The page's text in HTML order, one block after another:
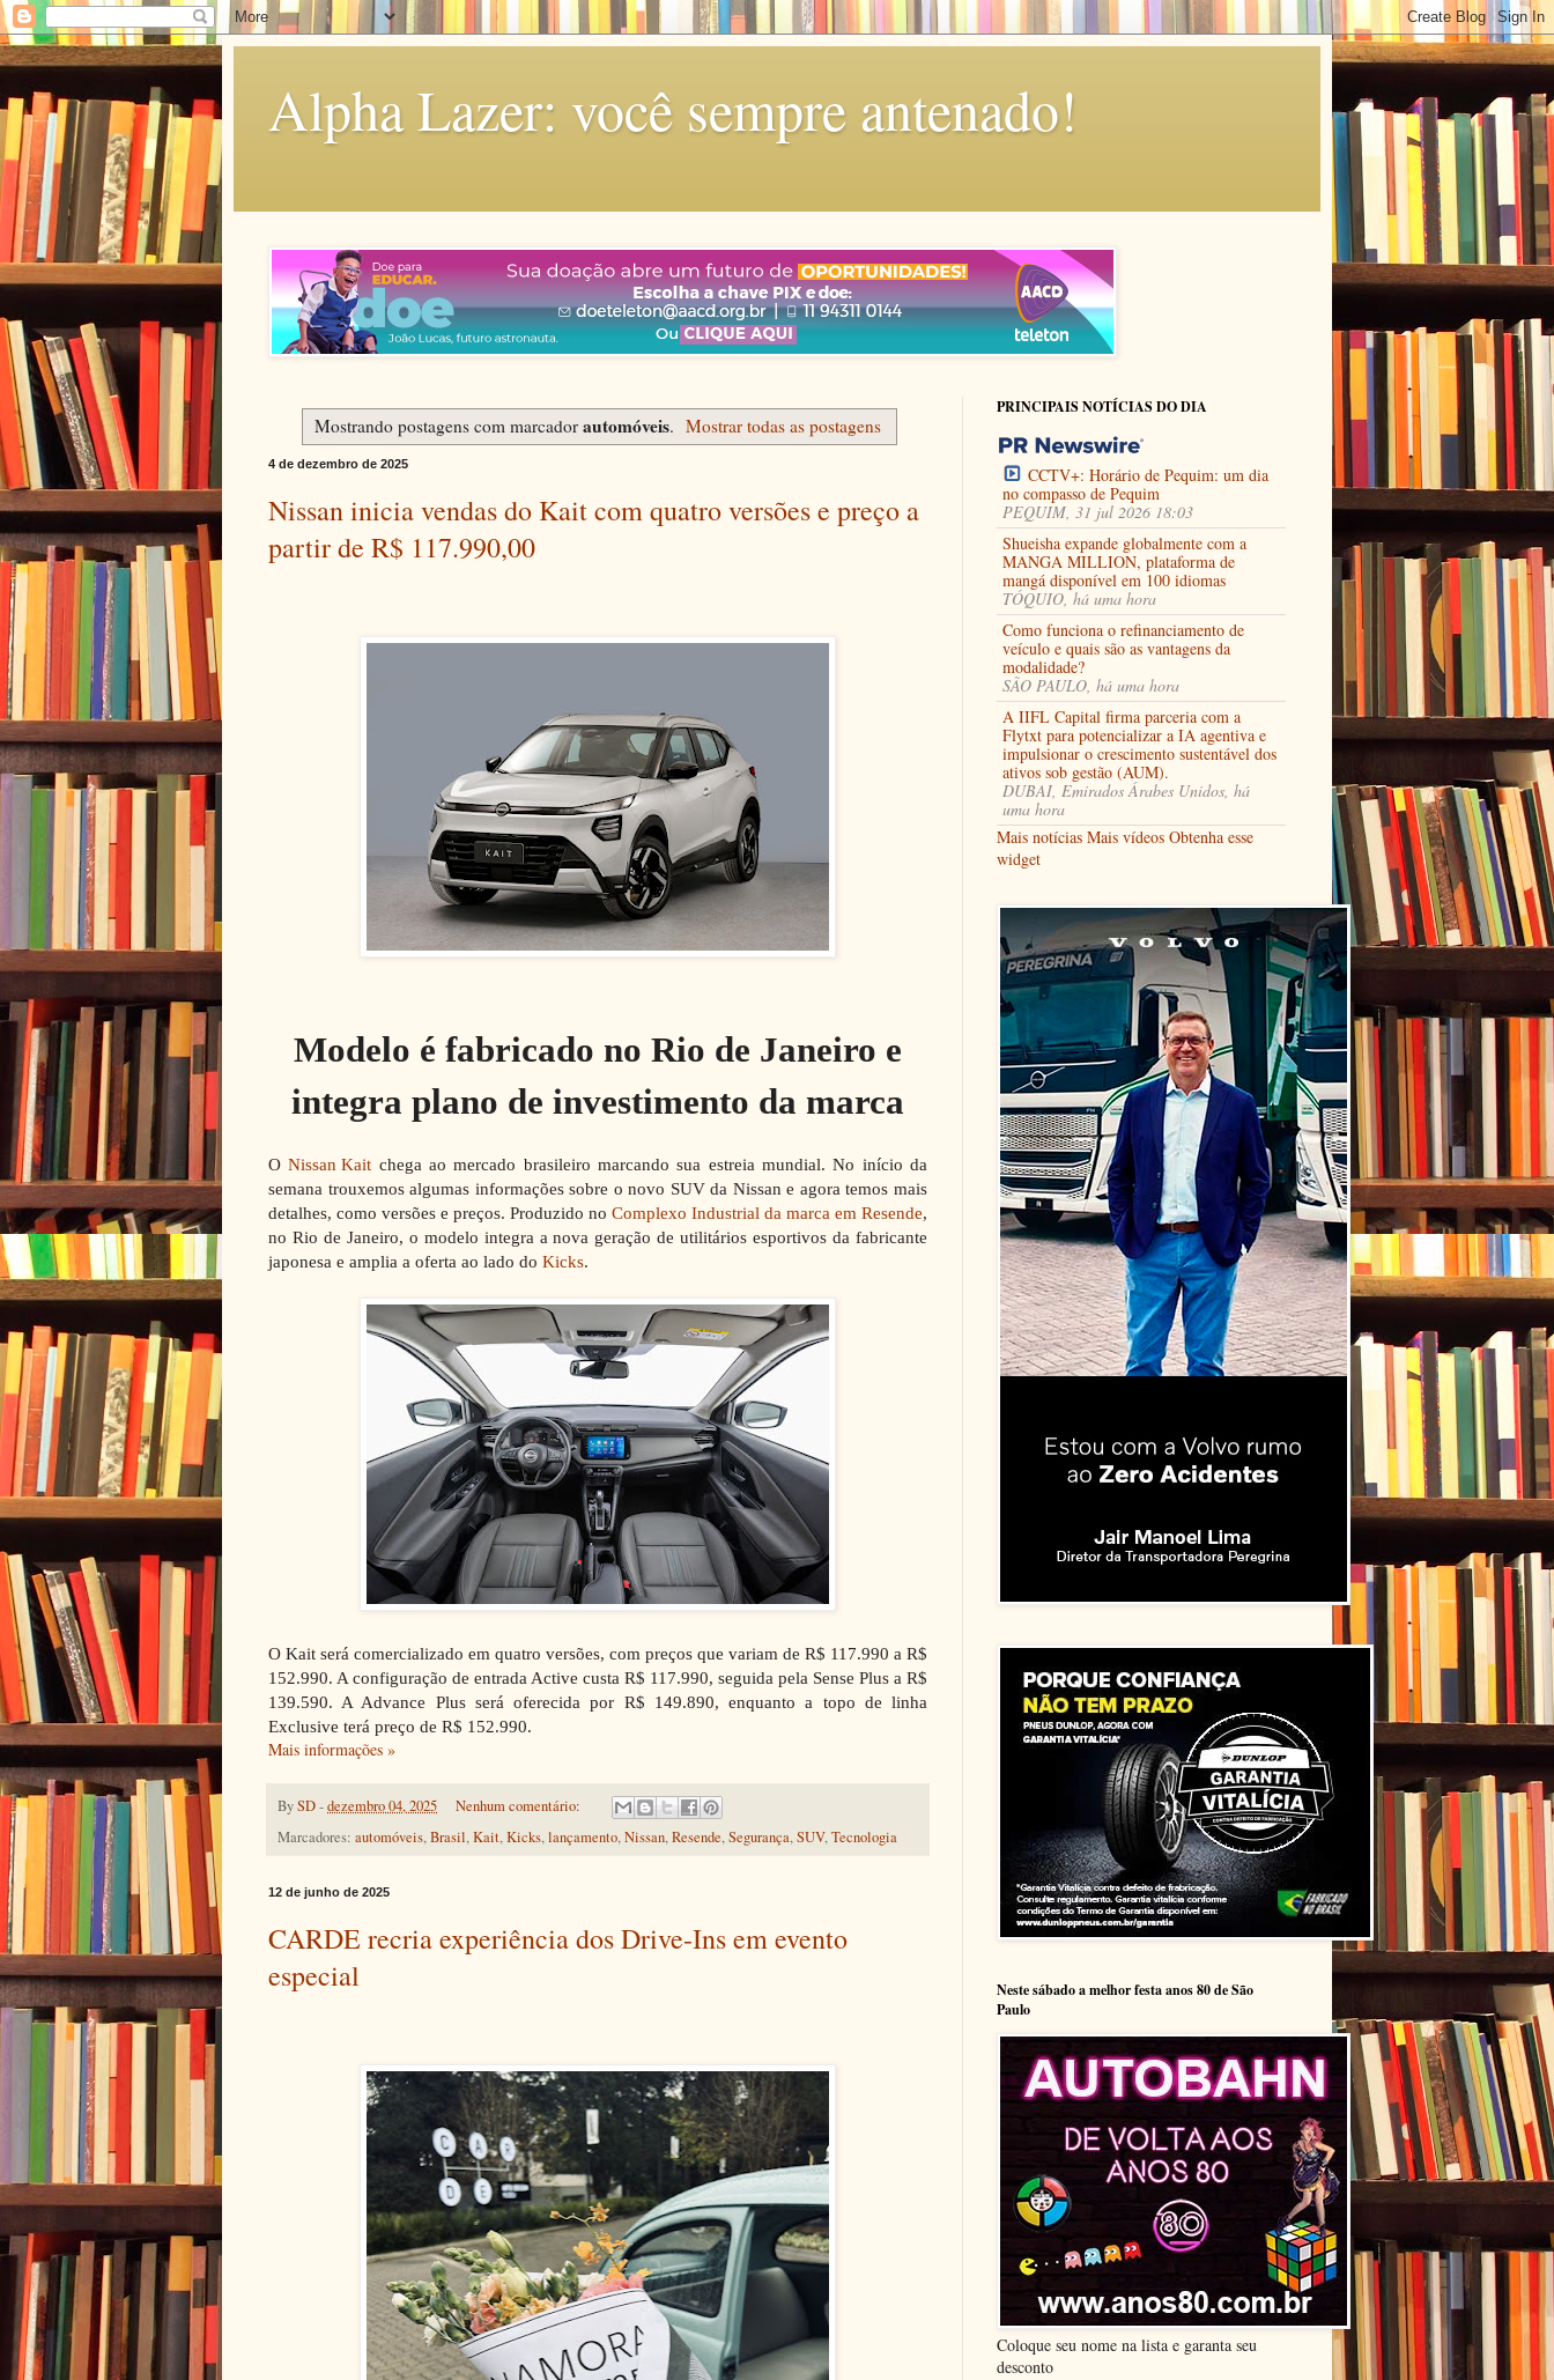
Alpha Lazer: você sempre antenado!
Mostrando postagens com marcador automóveis. Mostrar todas as postagens
4 de dezembro de 2025
Nissan inicia vendas do Kait com quatro versões e preço a
partir de R$ 117.990,00
Modelo é fabricado no Rio de Janeiro e
integra plano de investimento da marca
ONissan Kait chega ao mercado brasileiro marcando sua estreia mundial. No início da
semana trouxemos algumas informações sobre o novo SUV da Nissan e agora temos mais
detalhes, como versões e preços. Produzido no Complexo Industrial da marca em Resende,
no Rio de Janeiro, o modelo integra a nova geração de utilitários esportivos da fabricante
japonesa e amplia a oferta ao lado do Kicks.
O Kait será comercializado em quatro versões, com preços que variam de R$ 117.990 a R$
152.990. A configuração de entrada Active custa R$ 117.990, seguida pela Sense Plus a R$
139.590. A Advance Plus será oferecida por R$ 149.890, enquanto a topo de linha
Exclusive terá preço de R$ 152.990.
Mais informações »
BySD-dezembro 04, 2025
Nenhum comentário:
Marcadores: automóveis,Brasil,Kait,Kicks,lançamento,Nissan,Resende,Segurança,SUV,Tecnologia
12 de junho de 2025
CARDE recria experiência dos Drive-Ins em evento
especial
PRINCIPAIS NOTÍCIAS DO DIA
CCTV+: Horário de Pequim: um dia
no compasso de Pequim
PEQUIM, 31 jul 2026 18:03
Shueisha expande globalmente com a
MANGA MILLION, plataforma de
mangá disponível em 100 idiomas
TÓQUIO, há uma hora
Como funciona o refinanciamento de
veículo e quais são as vantagens da
modalidade?
SÃO PAULO, há uma hora
A IIFL Capital firma parceria com a
Flytxt para potencializar a IA agentiva e
impulsionar o crescimento sustentável dos
ativos sob gestão (AUM).
DUBAI, Emirados Árabes Unidos, há
uma hora
Mais notícias Mais vídeos Obtenha esse
widget
Neste sábado a melhor festa anos 80 de São
Paulo
Coloque seu nome na lista e garanta seu
desconto